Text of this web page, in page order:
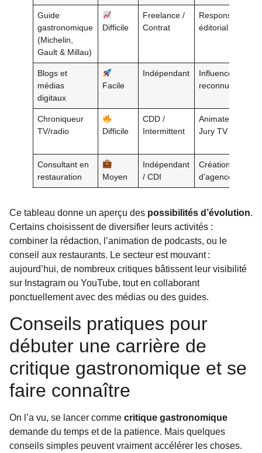
Guide
gastronomique
(Michelin,
Gault & Millau)
Difficile
Freelance /
Contrat
Responsable
éditorial
Blogs et
médias
digitaux
Facile
Indépendant
Influenceur
reconnu
Chroniqueur
TV/radio
Difficile
CDD /
Intermittent
Animateur /
Jury TV
Consultant en
restauration
Moyen
Indépendant
/ CDI
Création
d’agence
Ce tableau donne un aperçu des possibilités d’évolution.
Certains choisissent de diversifier leurs activités :
combiner la rédaction, l’animation de podcasts, ou le
conseil aux restaurants. Le secteur est mouvant :
aujourd’hui, de nombreux critiques bâtissent leur visibilité
sur Instagram ou YouTube, tout en collaborant
ponctuellement avec des médias ou des guides.
Conseils pratiques pour
débuter une carrière de
critique gastronomique et se
faire connaître
On l’a vu, se lancer comme critique gastronomique
demande du temps et de la patience. Mais quelques
conseils simples peuvent vraiment accélérer les choses.